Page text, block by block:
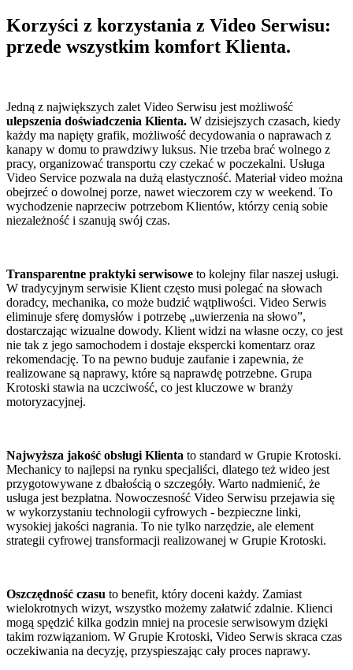
Korzyści z korzystania z Video Serwisu:
przede wszystkim komfort Klienta.
Jedną z największych zalet Video Serwisu jest możliwość
ulepszenia doświadczenia Klienta. W dzisiejszych czasach, kiedy
każdy ma napięty grafik, możliwość decydowania o naprawach z
kanapy w domu to prawdziwy luksus. Nie trzeba brać wolnego z
pracy, organizować transportu czy czekać w poczekalni. Usługa
Video Service pozwala na dużą elastyczność. Materiał video można
obejrzeć o dowolnej porze, nawet wieczorem czy w weekend. To
wychodzenie naprzeciw potrzebom Klientów, którzy cenią sobie
niezależność i szanują swój czas.
Transparentne praktyki serwisowe to kolejny filar naszej usługi.
W tradycyjnym serwisie Klient często musi polegać na słowach
doradcy, mechanika, co może budzić wątpliwości. Video Serwis
eliminuje sferę domysłów i potrzebę „uwierzenia na słowo”,
dostarczając wizualne dowody. Klient widzi na własne oczy, co jest
nie tak z jego samochodem i dostaje ekspercki komentarz oraz
rekomendację. To na pewno buduje zaufanie i zapewnia, że
realizowane są naprawy, które są naprawdę potrzebne. Grupa
Krotoski stawia na uczciwość, co jest kluczowe w branży
motoryzacyjnej.
Najwyższa jakość obsługi Klienta to standard w Grupie Krotoski.
Mechanicy to najlepsi na rynku specjaliści, dlatego też wideo jest
przygotowywane z dbałością o szczegóły. Warto nadmienić, że
usługa jest bezpłatna. Nowoczesność Video Serwisu przejawia się
w wykorzystaniu technologii cyfrowych - bezpieczne linki,
wysokiej jakości nagrania. To nie tylko narzędzie, ale element
strategii cyfrowej transformacji realizowanej w Grupie Krotoski.
Oszczędność czasu to benefit, który doceni każdy. Zamiast
wielokrotnych wizyt, wszystko możemy załatwić zdalnie. Klienci
mogą spędzić kilka godzin mniej na procesie serwisowym dzięki
takim rozwiązaniom. W Grupie Krotoski, Video Serwis skraca czas
oczekiwania na decyzję, przyspieszając cały proces naprawy.